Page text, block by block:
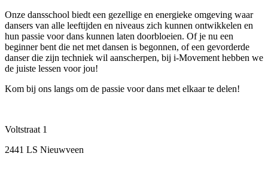
Onze dansschool biedt een gezellige en energieke omgeving waar
dansers van alle leeftijden en niveaus zich kunnen ontwikkelen en
hun passie voor dans kunnen laten doorbloeien. Of je nu een
beginner bent die net met dansen is begonnen, of een gevorderde
danser die zijn techniek wil aanscherpen, bij i-Movement hebben we
de juiste lessen voor jou!
Kom bij ons langs om de passie voor dans met elkaar te delen!
Voltstraat 1
2441 LS Nieuwveen